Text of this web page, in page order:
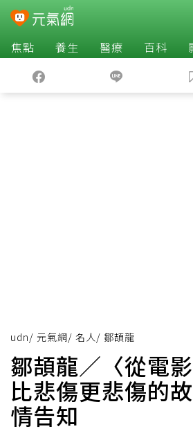
焦點 養生 醫療 百科
udn/ 元氣網/ 名人/ 鄒頡龍
鄒頡龍／〈從電影
比悲傷更悲傷的
情告知